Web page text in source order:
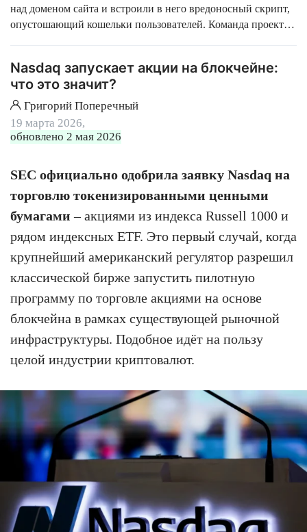
над доменом сайта и встроили в него вредоносный скрипт,
опустошающий кошельки пользователей. Команда проекта
инвесторам стоит проявить осторожность.
Nasdaq запускает акции на блокчейне:
что это значит?
Григорий Поперечный
19 марта 2026,
обновлено 2 мая 2026
SEC официально одобрила заявку Nasdaq на
торговлю токенизированными ценными
бумагами – акциями из индекса Russell 1000 и
рядом индексных ETF. Это первый случай, когда
крупнейший американский регулятор разрешил
классической бирже запустить пилотную
программу по торговле акциями на основе
блокчейна в рамках существующей рыночной
инфраструктуры. Подобное идёт на пользу
целой индустрии криптовалют.